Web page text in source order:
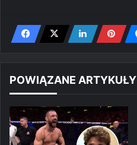
POWIĄZANE ARTYKUŁY